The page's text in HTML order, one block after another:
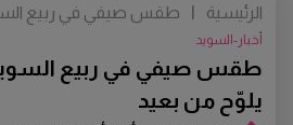
طقس صيفي في ربيع
يلوّح من بعيد
أخبار-السويد
الرئيسية |
طقس صيفي في ربيع